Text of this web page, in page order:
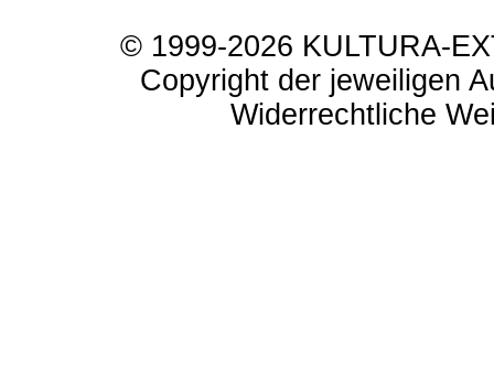
© 1999-2026 KULTURA-
Copyright der jeweiligen
Widerrechtliche